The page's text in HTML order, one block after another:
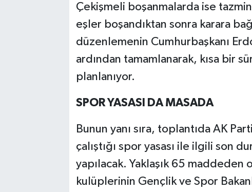
Çekişmeli boşanmalarda ise
eşler boşandıktan sonra karara
düzenlemenin Cumhurbaşkanı
ardından tamamlanarak, kısa bir
planlanıyor.
SPOR YASASI DA MASADA
Bunun yanı sıra, toplantıda AK
çalıştığı spor yasası ile ilgili son
yapılacak. Yaklaşık 65
kulüplerinin Gençlik ve Spor